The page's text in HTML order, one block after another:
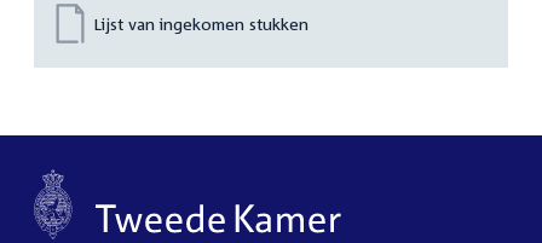
Lijst van ingekomen stukken